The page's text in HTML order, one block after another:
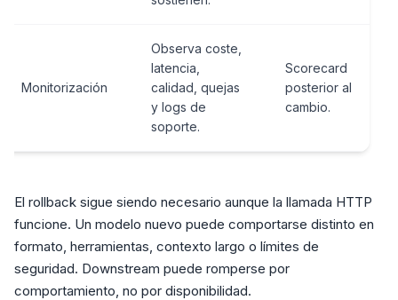
Monitorización
Observa coste,
latencia,
calidad, quejas
y logs de
soporte.
Scorecard
posterior al
cambio.
El rollback sigue siendo necesario aunque la llamada HTTP
funcione. Un modelo nuevo puede comportarse distinto en
formato, herramientas, contexto largo o límites de
seguridad. Downstream puede romperse por
comportamiento, no por disponibilidad.